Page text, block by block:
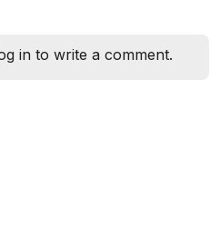
in to write a comment.